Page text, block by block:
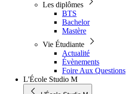
Les diplômes
BTS
Bachelor
Mastère
Vie Étudiante
Actualité
Évènements
Foire Aux Questions
L'École Studio M